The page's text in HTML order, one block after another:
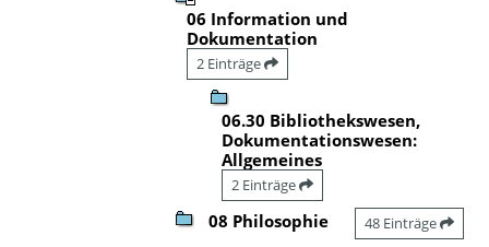
06 Information und
Dokumentation
2 Einträge
06.30 Bibliothekswesen,
Dokumentationswesen:
Allgemeines
2 Einträge
08 Philosophie 48 Einträge